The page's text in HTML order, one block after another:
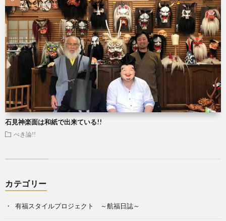
石見神楽面は和紙で出来ている!!
べき論!!
カテゴリー
有福スタイルプロジェクト ～航福日誌～